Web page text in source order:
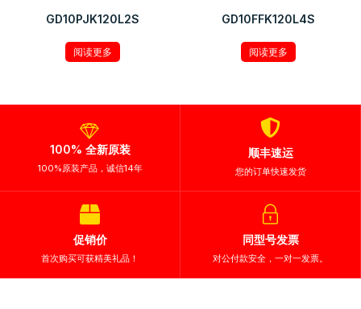
GD10PJK120L2S
阅读更多
GD10FFK120L4S
阅读更多
100% 全新原装
100%原装产品，诚信14年
顺丰速运
您的订单快速发货
促销价
首次购买可获精美礼品！
同型号发票
对公付款安全，一对一发票。